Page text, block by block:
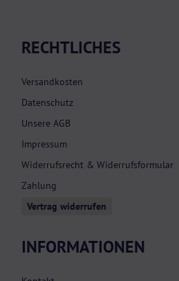
RECHTLICHES
Versandkosten
Datenschutz
Unsere AGB
Impressum
Widerrufsrecht & Widerrufsformular
Zahlung
Vertrag widerrufen
INFORMATIONEN